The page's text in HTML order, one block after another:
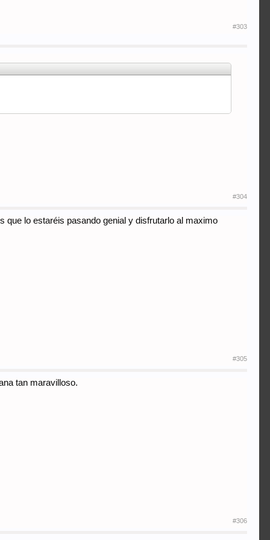
#303
#304
que lo estaréis pasando genial y disfrutarlo al maximo
#305
tan maravilloso.
#306